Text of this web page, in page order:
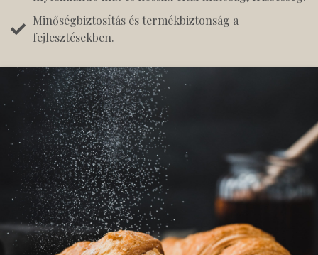
Minőségbiztosítás és termékbiztonság a
fejlesztésekben.